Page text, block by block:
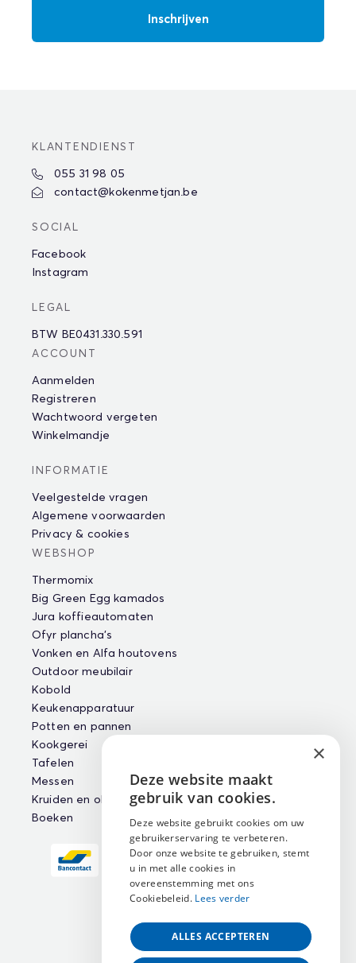
Inschrijven
KLANTENDIENST
055 31 98 05
contact@kokenmetjan.be
SOCIAL
Facebook
Instagram
LEGAL
BTW BE0431.330.591
ACCOUNT
Aanmelden
Registreren
Wachtwoord vergeten
Winkelmandje
INFORMATIE
Veelgestelde vragen
Algemene voorwaarden
Privacy & cookies
WEBSHOP
Thermomix
Big Green Egg kamados
Jura koffieautomaten
Ofyr plancha's
Vonken en Alfa houtovens
Outdoor meubilair
Kobold
Keukenapparatuur
Potten en pannen
Kookgerei
Tafelen
Messen
Kruiden en oliën
Boeken
ENGLISH
FRANÇAIS
×
Deze website maakt
gebruik van cookies.
Deze website gebruikt cookies om uw
gebruikerservaring te verbeteren.
Door onze website te gebruiken, stemt
u in met alle cookies in
overeenstemming met ons
Cookiebeleid. Lees verder
ALLES ACCEPTEREN